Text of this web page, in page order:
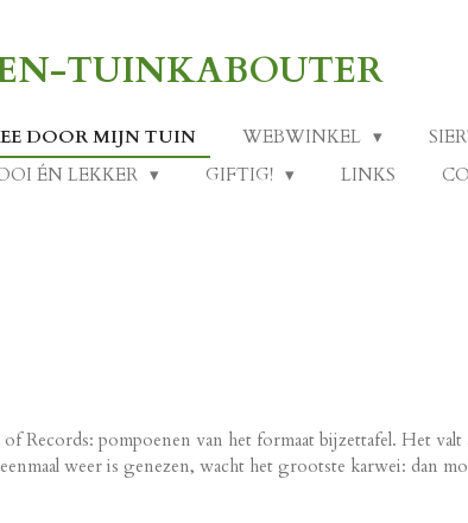
TUINKABOUTER
DOOR MIJN TUIN WEBWINKEL
ÉN LEKKER GIFTIG! LINKS
Records: pompoenen van het formaat bijzettafel. Het
weer is genezen, wacht het grootste karwei: dan